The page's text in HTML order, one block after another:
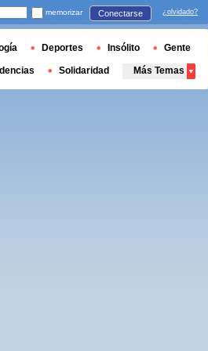
memorizar Conectarse ¿olvidado?
Deportes Insólito Gente
Solidaridad Más Temas